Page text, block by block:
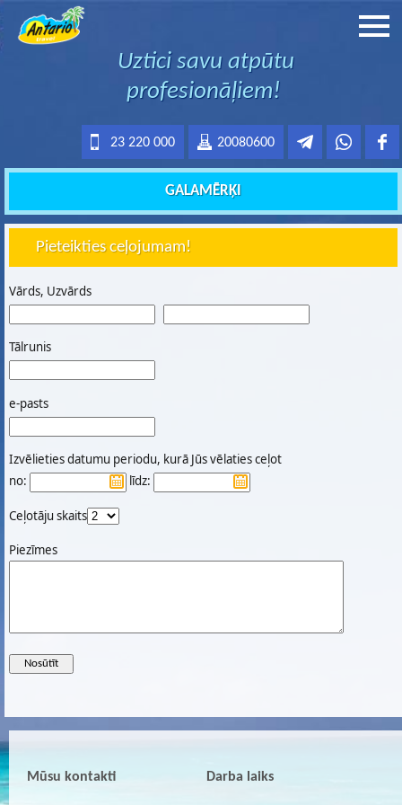
Uztici savu atpūtu
profesionāļiem!
20080600
23 220 000
GALAMĒRĶI
Pieteikties ceļojumam!
Vārds, Uzvārds
Tālrunis
e-pasts
Izvēlieties datumu periodu, kurā Jūs vēlaties ceļot
no:
līdz:
Ceļotāju skaits
Piezīmes
Mūsu kontakti Darba laiks